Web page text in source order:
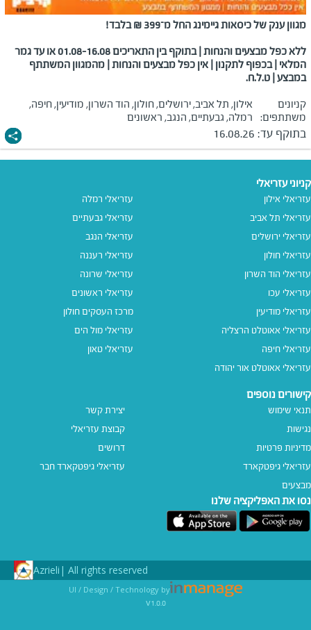
מגוון ענק של כיסאות גיימינג החל מ־399 ₪ בלבד!
ללא כפל מבצעים והנחות | בתוקף בין התאריכים 01.08-16.08 או עד גמר
המלאי | בכפוף לתקנון | אין כפל מבצעים והנחות | מהמגוון המשתתף
במבצע | ט.ל.ח.
קניונים
משתתפים:
אילון, תל אביב, ירושלים, חולון, הוד השרון, מודיעין, חיפה,
רמלה, גבעתיים, הנגב, ראשונים
בתוקף עד: 16.08.26
קניוני עזריאלי
עזריאלי אילון
עזריאלי תל אביב
עזריאלי ירושלים
עזריאלי חולון
עזריאלי הוד השרון
עזריאלי עכו
עזריאלי מודיעין
עזריאלי אאוטלט הרצליה
עזריאלי חיפה
עזריאלי אאוטלט אור יהודה
עזריאלי רמלה
עזריאלי גבעתיים
עזריאלי הנגב
עזריאלי רעננה
עזריאלי שרונה
עזריאלי ראשונים
מרכז העסקים חולון
עזריאלי מול הים
עזריאלי טאון
קישורים נוספים
תנאי שימוש
נגישות
מדיניות פרטיות
עזריאלי גיפטקארד
מבצעים
יצירת קשר
קבוצת עזריאלי
דרושים
עזריאלי גיפטקארד חבר‎
נסו את האפליקציה שלנו
All rights reserved |
Azrieli
UI / Design / Technology by
v1.0.0